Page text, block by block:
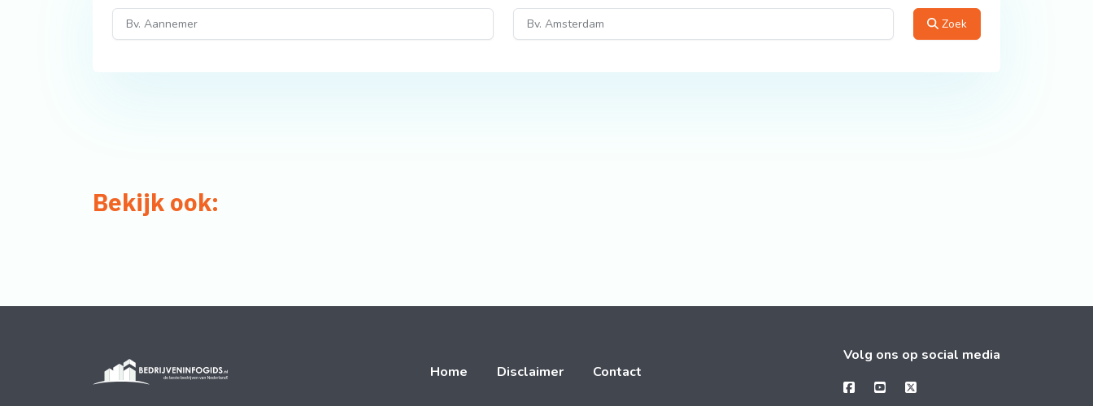
Zoek
Bekijk ook:
Home Disclaimer Contact
Volg ons op social media